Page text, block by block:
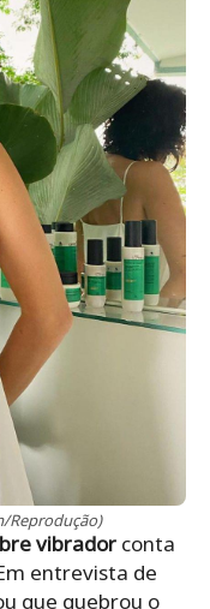
Reprodução)
vibrador conta
entrevista de
que quebrou o